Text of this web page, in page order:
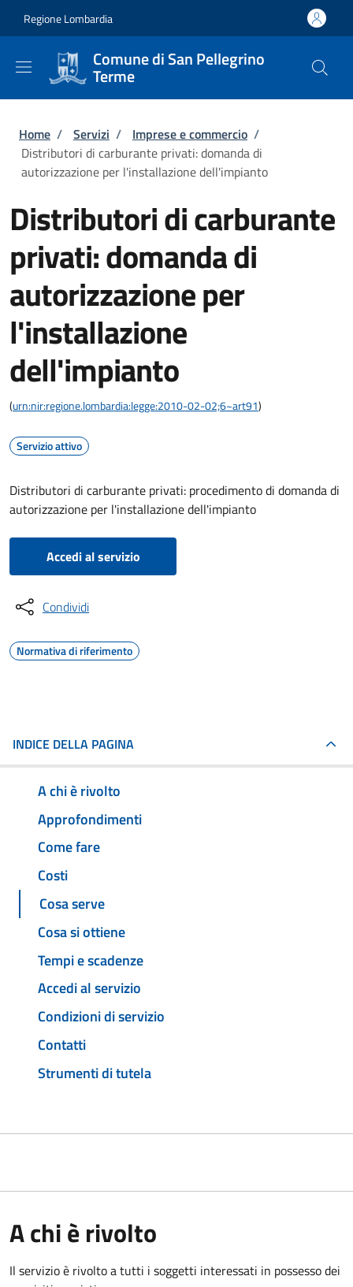
Regione Lombardia
Comune di San Pellegrino
Terme
Briciole di pane
Home / Servizi / Imprese e commercio /
Distributori di carburante privati: domanda di
autorizzazione per l'installazione dell'impianto
Distributori di carburante
privati: domanda di
autorizzazione per
l'installazione
dell'impianto
(urn:nir:regione.lombardia:legge:2010-02-02;6~art91)
Servizio attivo
Distributori di carburante privati: procedimento di domanda di
autorizzazione per l'installazione dell'impianto
Accedi al servizio
Condividi
Normativa di riferimento
INDICE DELLA PAGINA
A chi è rivolto
Approfondimenti
Come fare
Costi
Cosa serve
Cosa si ottiene
Tempi e scadenze
Accedi al servizio
Condizioni di servizio
Contatti
Strumenti di tutela
A chi è rivolto
Il servizio è rivolto a tutti i soggetti interessati in possesso dei